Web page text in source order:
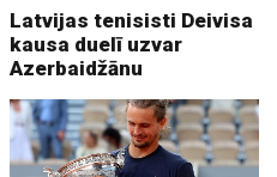
Latvijas tenisisti Deivisa
kausa duelī uzvar
Azerbaidžānu